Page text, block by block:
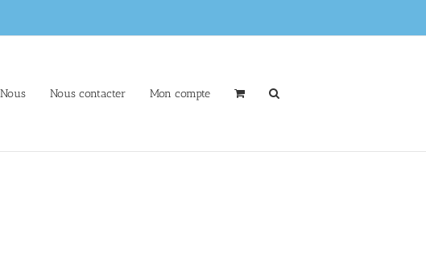
Nous contacter Mon compte